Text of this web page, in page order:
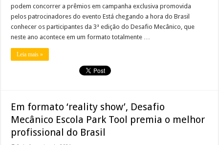
podem concorrer a prêmios em campanha exclusiva promovida
pelos patrocinadores do evento Está chegando a hora do Brasil
conhecer os participantes da 3ª edição do Desafio Mecânico, que
neste ano acontece em um formato totalmente …
Leia mais »
Em formato ‘reality show’, Desafio
Mecânico Escola Park Tool premia o melhor
profissional do Brasil